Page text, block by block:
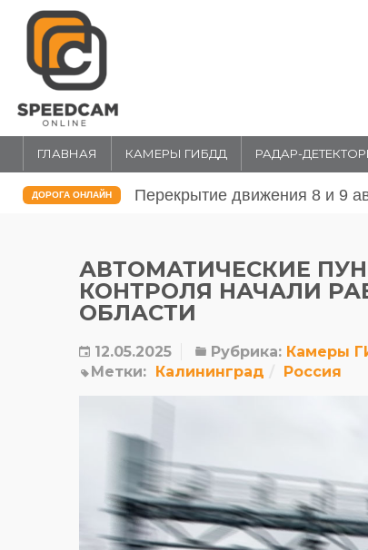
ГЛАВНАЯ КАМЕРЫ ГИБДД РАДАР-
ДОРОГА ОНЛАЙН Перекрытие движения 31
АВТОМАТИЧЕСКИЕ
КОНТРОЛЯ НАЧАЛИ
ОБЛАСТИ
12.05.2025 Рубрика: Камеры
Метки: Калининград Россия